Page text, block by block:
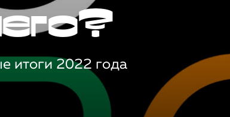
итоги 2022 года